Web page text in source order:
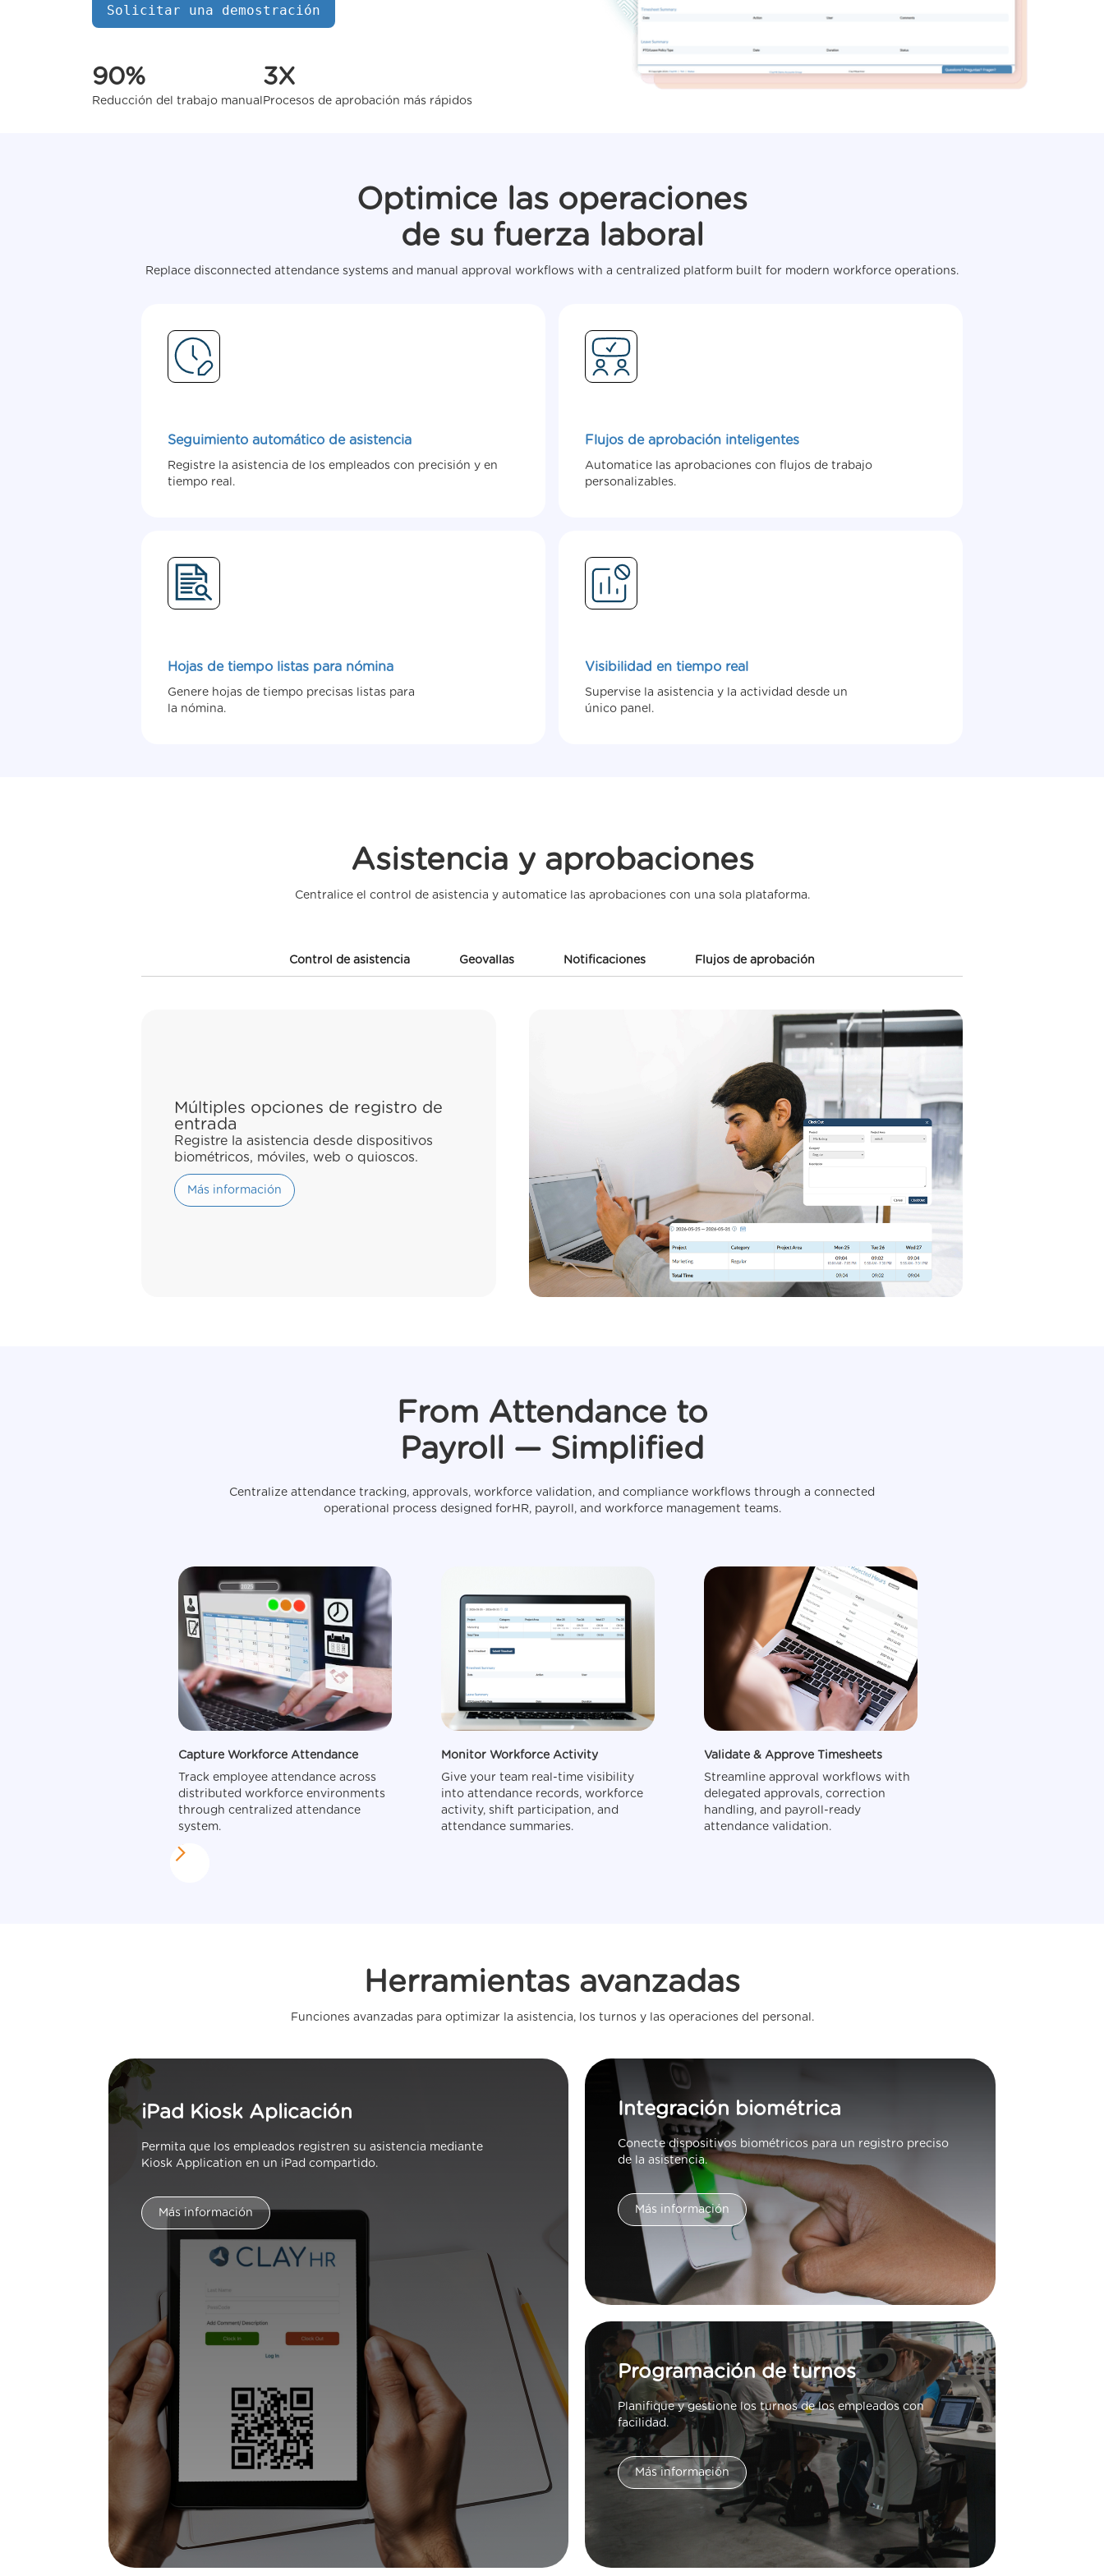
Solicitar una demostración
90%
Reducción del trabajo manual
3X
Procesos de aprobación más rápidos
Optimice las operaciones
de su fuerza laboral
Replace disconnected attendance systems and manual approval workflows with a centralized platform built for modern workforce operations.
Seguimiento automático de asistencia
Registre la asistencia de los empleados con precisión y en
tiempo real.
Flujos de aprobación inteligentes
Automatice las aprobaciones con flujos de trabajo
personalizables.
Hojas de tiempo listas para nómina
Genere hojas de tiempo precisas listas para
la nómina.
Visibilidad en tiempo real
Supervise la asistencia y la actividad desde un
único panel.
Asistencia y aprobaciones
Centralice el control de asistencia y automatice las aprobaciones con una sola plataforma.
Control de asistencia Geovallas Notificaciones Flujos de aprobación
Múltiples opciones de registro de
entrada
Registre la asistencia desde dispositivos
biométricos, móviles, web o quioscos.
Más información
From Attendance to
Payroll — Simplified
Centralize attendance tracking, approvals, workforce validation, and compliance workflows through a connected
operational process designed forHR, payroll, and workforce management teams.
Capture Workforce Attendance
Track employee attendance across
distributed workforce environments
through centralized attendance
system.
Monitor Workforce Activity
Give your team real-time visibility
into attendance records, workforce
activity, shift participation, and
attendance summaries.
Validate & Approve Timesheets
Streamline approval workflows with
delegated approvals, correction
handling, and payroll-ready
attendance validation.
Herramientas avanzadas
Funciones avanzadas para optimizar la asistencia, los turnos y las operaciones del personal.
iPad Kiosk Aplicación
Permita que los empleados registren su asistencia mediante
Kiosk Application en un iPad compartido.
Más información
Integración biométrica
Conecte dispositivos biométricos para un registro preciso
de la asistencia.
Más información
Programación de turnos
Planifique y gestione los turnos de los empleados con
facilidad.
Más información